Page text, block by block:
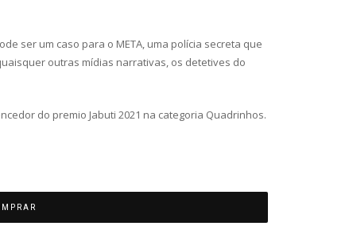
ser um caso para o META, uma polícia secreta que
outras mídias narrativas, os detetives do
do premio Jabuti 2021 na categoria Quadrinhos.